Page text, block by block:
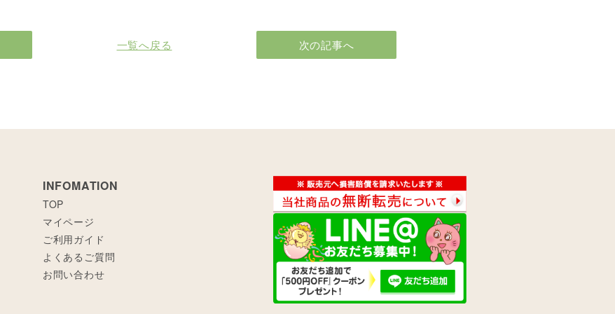
一覧へ戻る 次の記事へ
INFOMATION
TOP
マイページ
ご利用ガイド
よくあるご質問
お問い合わせ